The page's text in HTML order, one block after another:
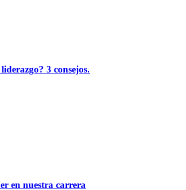
3 consejos.
en nuestra carrera